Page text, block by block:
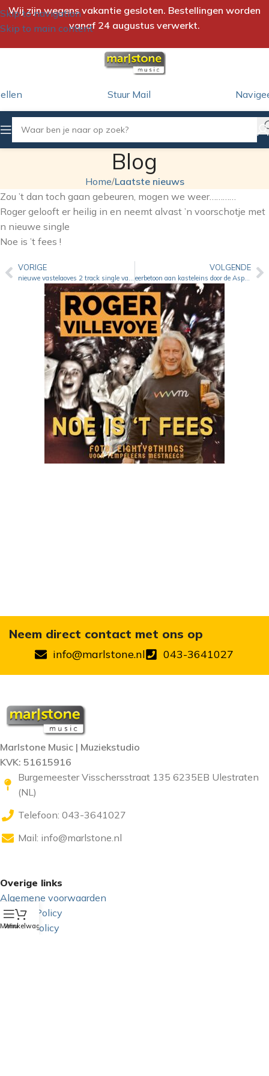
Skip to navigation
Skip to main content
Wij zijn wegens vakantie gesloten. Bestellingen worden
vanaf 24 augustus verwerkt.
Stuur Mail
Blog
Home/Laatste nieuws
Zou ’t dan toch gaan gebeuren, mogen we weer…………
Roger gelooft er heilig in en neemt alvast ’n voorschotje met
n nieuwe single
Noe is ’t fees !
VORIGE
nieuwe vastelaoves 2 track single van La Bamba
VOLGENDE
eerbetoon aan kasteleins door de Aspergepiepers ( Mestreech)
Neem direct contact met ons op
info@marlstone.nl 043-3641027
Marlstone Music | Muziekstudio
KVK: 51615916
Burgemeester Visschersstraat 135 6235EB Ulestraten
(NL)
Telefoon: 043-3641027
Mail: info@marlstone.nl
Overige links
Algemene voorwaarden
Privacy Policy
Cookie Policy
Menu
Winkelwagen